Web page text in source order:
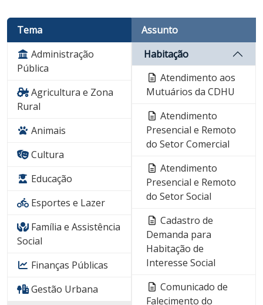
Tema
Administração
Pública
Agricultura e Zona
Rural
Animais
Cultura
Educação
Esportes e Lazer
Família e Assistência
Social
Finanças Públicas
Gestão Urbana
Assunto
Habitação
Atendimento aos
Mutuários da CDHU
Atendimento
Presencial e Remoto
do Setor Comercial
Atendimento
Presencial e Remoto
do Setor Social
Cadastro de
Demanda para
Habitação de
Interesse Social
Comunicado de
Falecimento do